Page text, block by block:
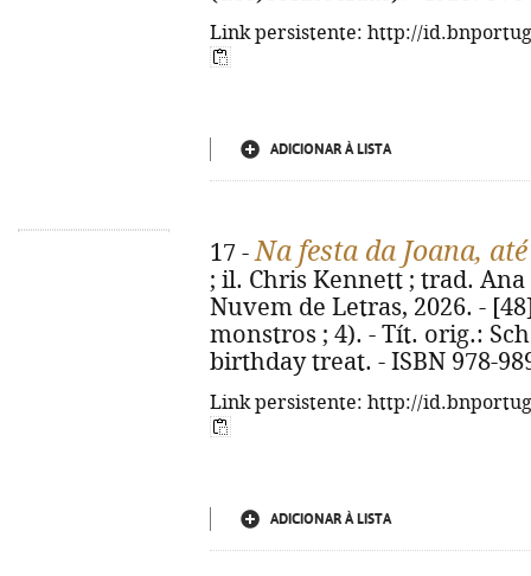
Link persistente: http://
ADICIONAR À LISTA
17 -Na festa da Joana,
; il. Chris Kennett ; trad. Ana
Nuvem de Letras, 2026. -
monstros ; 4). - Tít. orig.:
birthday treat. - ISBN 978-
Link persistente: http://
ADICIONAR À LISTA